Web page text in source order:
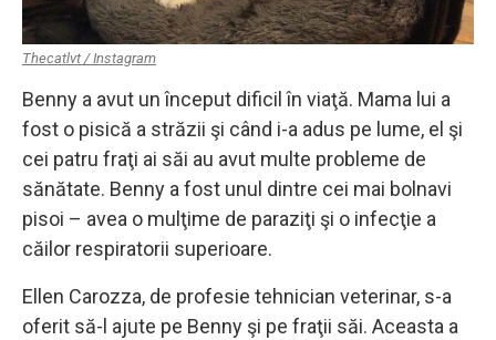
Thecatlvt / Instagram
Benny a avut un început dificil în viaţă. Mama lui a
fost o pisică a străzii şi când i-a adus pe lume, el şi
cei patru fraţi ai săi au avut multe probleme de
sănătate. Benny a fost unul dintre cei mai bolnavi
pisoi – avea o mulţime de paraziţi şi o infecţie a
căilor respiratorii superioare.
Ellen Carozza, de profesie tehnician veterinar, s-a
oferit să-l ajute pe Benny şi pe fraţii săi. Aceasta a